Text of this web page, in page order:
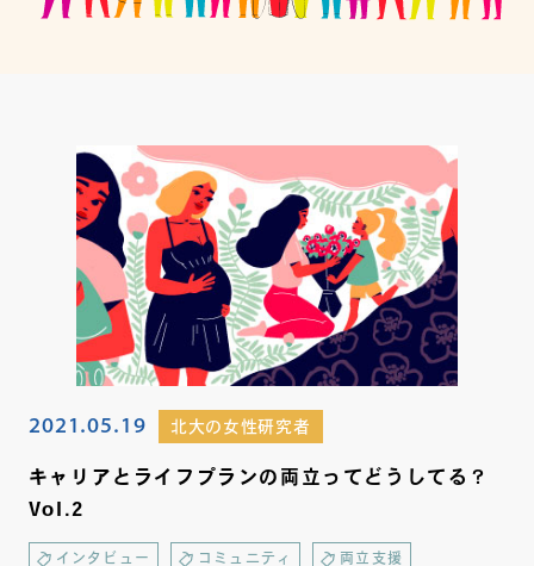
2021.05.19 北大の女性研究者
キャリアとライフプランの両立ってどうしてる？
Vol.2
インタビュー コミュニティ 両立支援